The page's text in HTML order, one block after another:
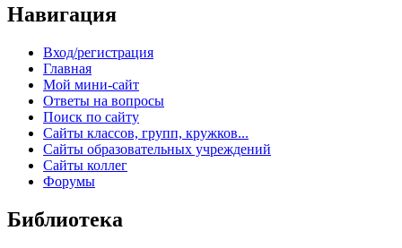
Навигация
Вход/регистрация
Главная
Мой мини-сайт
Ответы на вопросы
Поиск по сайту
Сайты классов, групп, кружков...
Сайты образовательных учреждений
Сайты коллег
Форумы
Библиотека